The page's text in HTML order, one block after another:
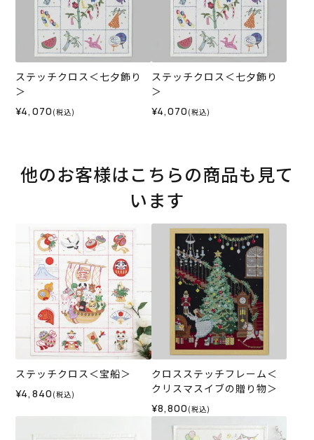
ステッチクロス＜七夕飾り
＞
¥4,070 (税込)
ステッチクロス＜七夕飾り
＞
¥4,070 (税込)
他のお客様はこちらの商品も見て
います
ステッチクロス＜宝船＞
¥4,840 (税込)
クロスステッチフレーム＜
クリスマスイブの贈り物＞
¥8,800 (税込)